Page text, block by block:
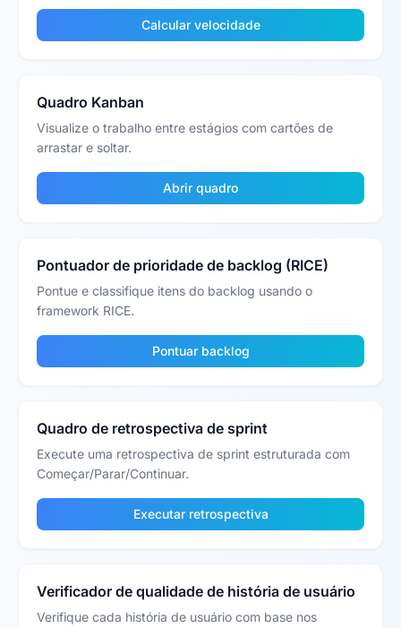
Calcular velocidade
Quadro Kanban
Visualize o trabalho entre estágios com cartões de
arrastar e soltar.
Abrir quadro
Pontuador de prioridade de backlog (RICE)
Pontue e classifique itens do backlog usando o
framework RICE.
Pontuar backlog
Quadro de retrospectiva de sprint
Execute uma retrospectiva de sprint estruturada com
Começar/Parar/Continuar.
Executar retrospectiva
Verificador de qualidade de história de usuário
Verifique cada história de usuário com base nos